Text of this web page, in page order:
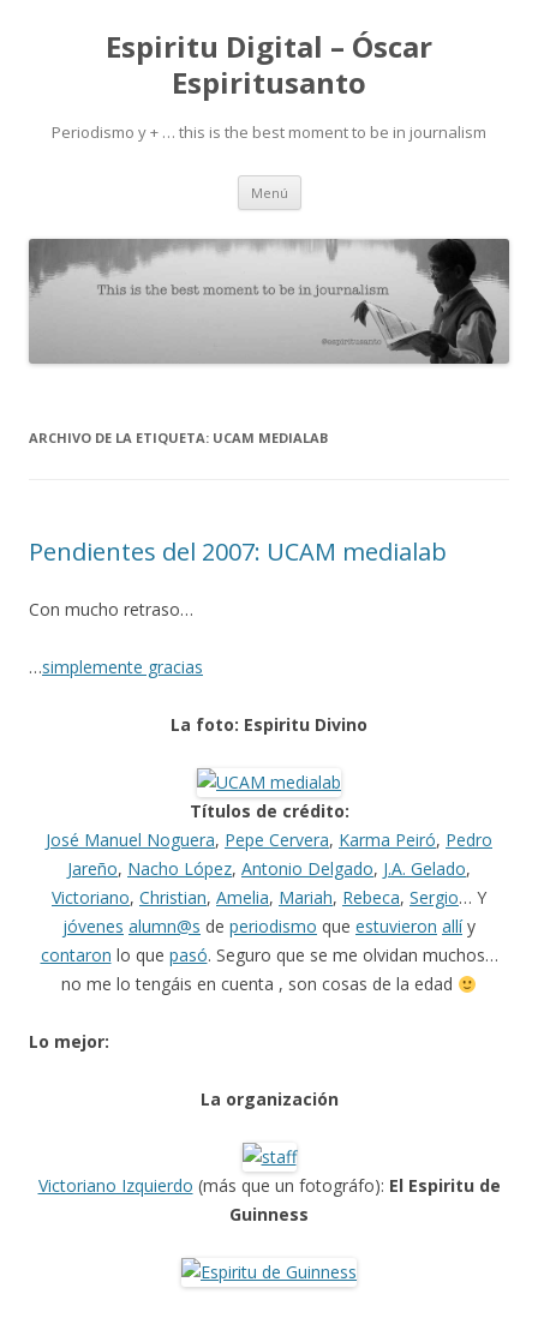
Espiritu Digital – Óscar
Espiritusanto
Periodismo y + … this is the best moment to be in journalism
Menú Ir
contenido
ARCHIVO DE LA ETIQUETA: UCAM MEDIALAB
Pendientes del 2007: UCAM medialab
Con mucho retraso…
…simplemente gracias
La foto: Espiritu Divino
Títulos de crédito:
José Manuel Noguera, Pepe Cervera, Karma Peiró, Pedro
Jareño, Nacho López, Antonio Delgado, J.A. Gelado,
Victoriano, Christian, Amelia, Mariah, Rebeca, Sergio… Y
jóvenes alumn@s de periodismo que estuvieron allíy
contaron lo que pasó. Seguro que se me olvidan muchos…
no me lo tengáis en cuenta , son cosas de la edad
Lo mejor:
La organización
Victoriano Izquierdo (más que un fotográfo): El Espiritu de
Guinness